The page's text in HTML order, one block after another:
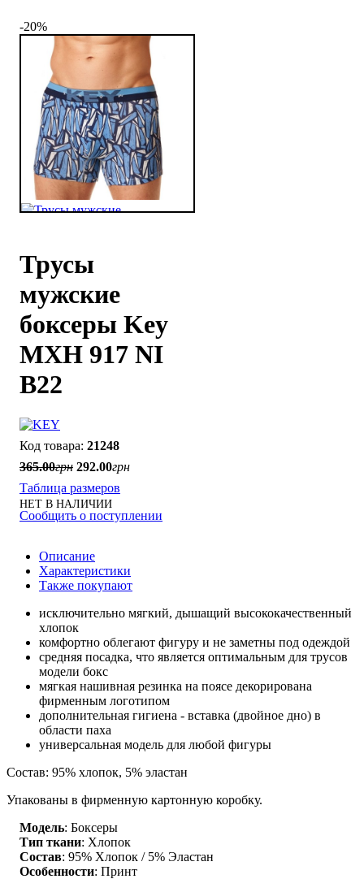
-20%
Трусы
мужские
боксеры Key
MXH 917 NI
B22
21248
365.00грн 292.00грн
Таблица размеров
НЕТ В НАЛИЧИИ
Сообщить о поступлении
Описание
Характеристики
Также покупают
исключительно мягкий, дышащий высококачественный
хлопок
комфортно облегают фигуру и не заметны под одеждой
средняя посадка, что является оптимальным для трусов
модели бокс
мягкая нашивная резинка на поясе декорирована
фирменным логотипом
дополнительная гигиена - вставка (двойное дно) в
области паха
универсальная модель для любой фигуры
Состав: 95% хлопок, 5% эластан
Упакованы в фирменную картонную коробку.
Модель: Боксеры
Тип ткани: Хлопок
Состав: 95% Хлопок / 5% Эластан
Особенности: Принт